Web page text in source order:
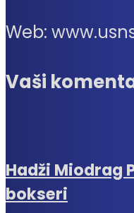
Web:
Vaši
Hadži Miodrag
bokseri